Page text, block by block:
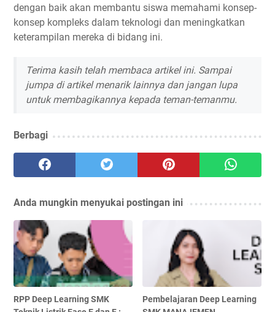
dengan baik akan membantu siswa memahami konsep-
konsep kompleks dalam teknologi dan meningkatkan
keterampilan mereka di bidang ini.
Terima kasih telah membaca artikel ini. Sampai
jumpa di artikel menarik lainnya dan jangan lupa
untuk membagikannya kepada teman-temanmu.
Berbagi
Anda mungkin menyukai postingan ini
RPP Deep Learning SMK
Pembelajaran Deep Learning